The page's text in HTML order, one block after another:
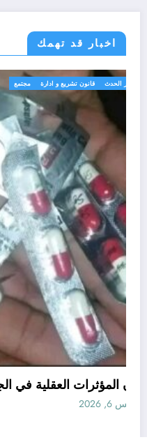
اخبار قد تهمك
الجزائر الحدث قانون تشريع و ادارة
قانون المؤثرات العقلية في الجزائر
أغسطس 6, 2026